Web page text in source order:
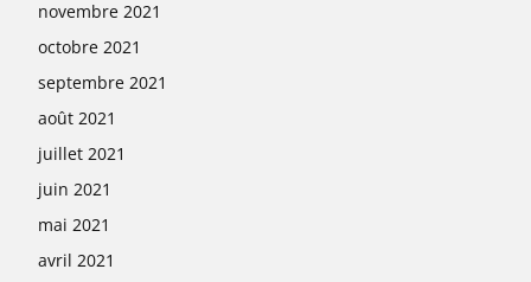
novembre 2021
octobre 2021
septembre 2021
août 2021
juillet 2021
juin 2021
mai 2021
avril 2021